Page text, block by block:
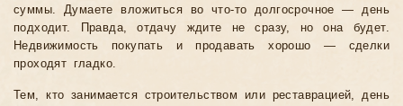
суммы. Думаете вложиться во что-то долгосрочное — день
подходит. Правда, отдачу ждите не сразу, но она будет.
Недвижимость покупать и продавать хорошо — сделки
проходят гладко.
Тем, кто занимается строительством или реставрацией, день